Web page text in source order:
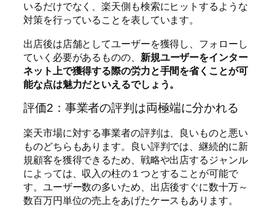
いるだけでなく、楽天側も検索にヒットするような
対策を行っていることを表しています。
出店後は店舗としてユーザーを獲得し、フォローし
ていく必要があるものの、 新規ユーザーをインター
ネット上で獲得する際の労力と手間を省くことが可
能な点は魅力だといえるでしょう。
評価2：事業者の評判は両極端に分かれる
楽天市場に対する事業者の評判は、良いものと悪い
ものどちらもあります。良い評判では、継続的に新
規顧客を獲得できるため、戦略や出店するジャンル
によっては、収入の柱の１つとすることが可能で
す。ユーザー数の多いため、出店後すぐに数十万～
数百万円単位の売上をあげたケースもあります。